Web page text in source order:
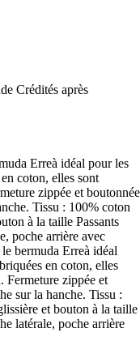
Crédités après
Erreà idéal pour les
coton, elles sont
zippée et boutonnée
Tissu : 100% coton
à la taille Passants
poche arrière avec
bermuda Erreà idéal
en coton, elles
Fermeture zippée et
sur la hanche. Tissu :
et bouton à la taille
latérale, poche arrière